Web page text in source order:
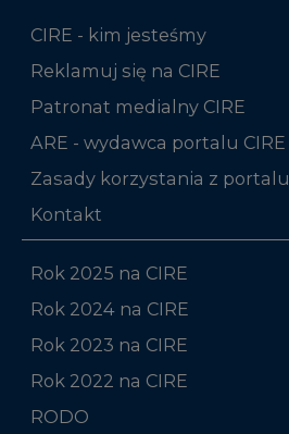
CIRE - kim jesteśmy
Reklamuj się na CIRE
Patronat medialny CIRE
ARE - wydawca portalu CIRE
Zasady korzystania z portalu
Kontakt
Rok 2025 na CIRE
Rok 2024 na CIRE
Rok 2023 na CIRE
Rok 2022 na CIRE
RODO